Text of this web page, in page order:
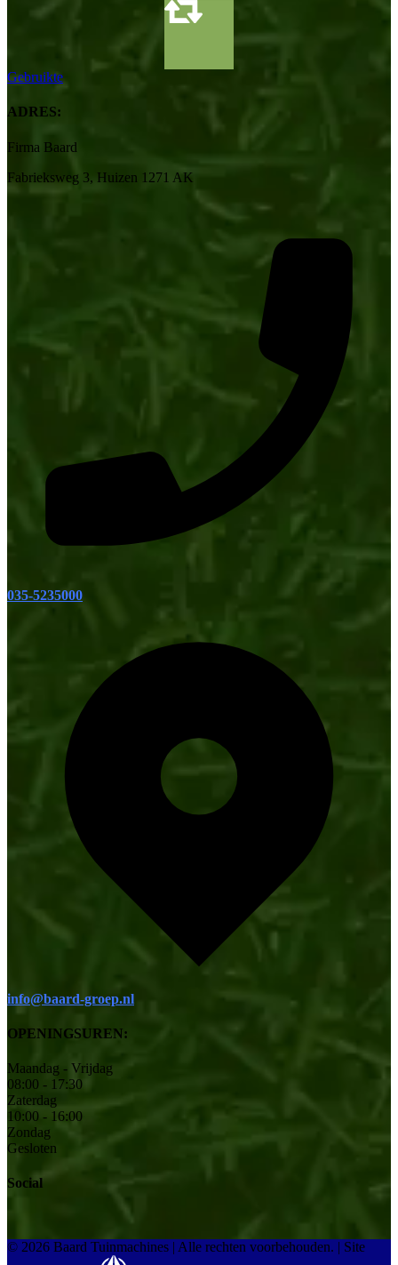
Gebruikte
ADRES:
Firma Baard
Fabrieksweg 3, Huizen 1271 AK
035-5235000
info@baard-groep.nl
OPENINGSUREN:
Maandag - Vrijdag
08:00 - 17:30
Zaterdag
10:00 - 16:00
Zondag
Gesloten
Social
© 2026 Baard Tuinmachines | Alle rechten voorbehouden. | Site